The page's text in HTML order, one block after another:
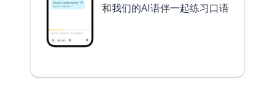
和我们的AI语伴一起练习口语